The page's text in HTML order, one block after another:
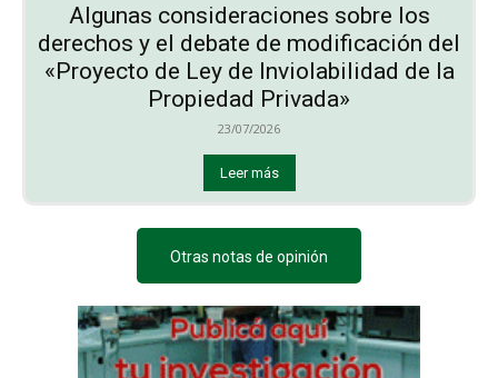
Algunas consideraciones sobre los
derechos y el debate de modificación del
«Proyecto de Ley de Inviolabilidad de la
Propiedad Privada»
23/07/2026
Leer más
Otras notas de opinión